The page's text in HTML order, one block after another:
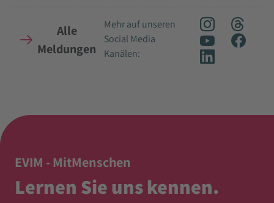
Alle
Meldungen
Mehr auf unseren
Social Media
Kanälen:
EVIM - MitMenschen
Lernen Sie uns kennen.